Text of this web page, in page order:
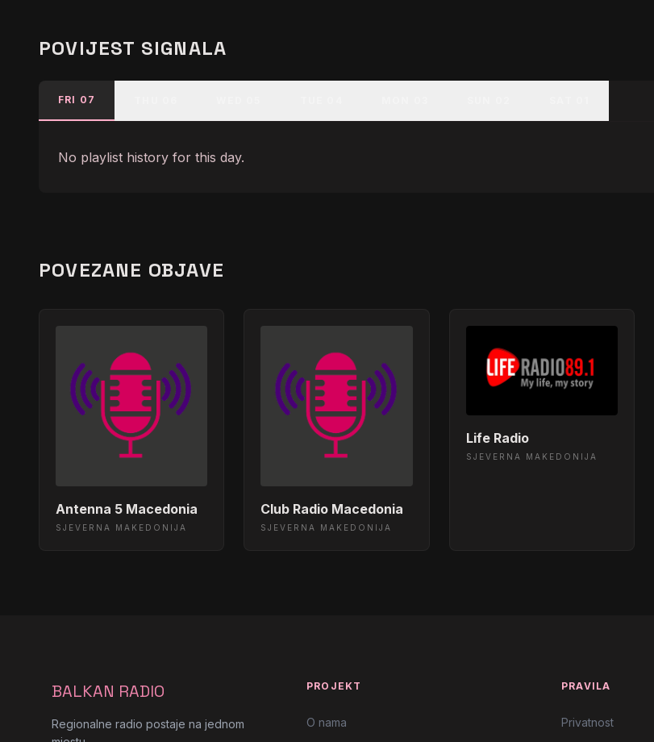
POVIJEST SIGNALA
FRI 07
No playlist history for this day.
POVEZANE OBJAVE
Antenna 5 Macedonia
SJEVERNA MAKEDONIJA
Club Radio Macedonia
SJEVERNA MAKEDONIJA
Life Radio
SJEVERNA MAKEDONIJA
BALKAN RADIO
Regionalne radio postaje na jednom
PROJEKT
O nama
PRAVILA
Privatnost